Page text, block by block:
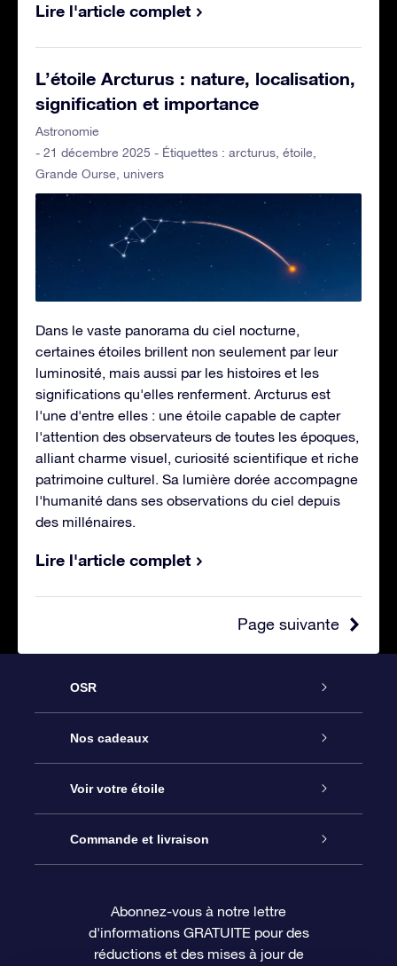
Lire l'article complet
L’étoile Arcturus : nature, localisation,
signification et importance
Astronomie
- 21 décembre 2025 - Étiquettes : arcturus étoile
Grande Ourse
univers
Dans le vaste panorama du ciel nocturne,
certaines étoiles brillent non seulement par leur
luminosité, mais aussi par les histoires et les
significations qu'elles renferment. Arcturus est
l'une d'entre elles : une étoile capable de capter
l'attention des observateurs de toutes les époques,
alliant charme visuel, curiosité scientifique et riche
patrimoine culturel. Sa lumière dorée accompagne
l'humanité dans ses observations du ciel depuis
des millénaires.
Lire l'article complet
Page suivante
OSR
Service
À propos de l’OSR
Nous contacter
Questions fréquemment posées
Nos cadeaux
Cadeau d’étoile en ligne
Coffret cadeau OSR
Carte cadeau OSR
Voir votre étoile
Registre des étoiles
Page d’accueil personnalisée
Commande et livraison
Informations de paiement
Abonnez-vous à notre lettre
d'informations GRATUITE pour des
réductions et des mises à jour de